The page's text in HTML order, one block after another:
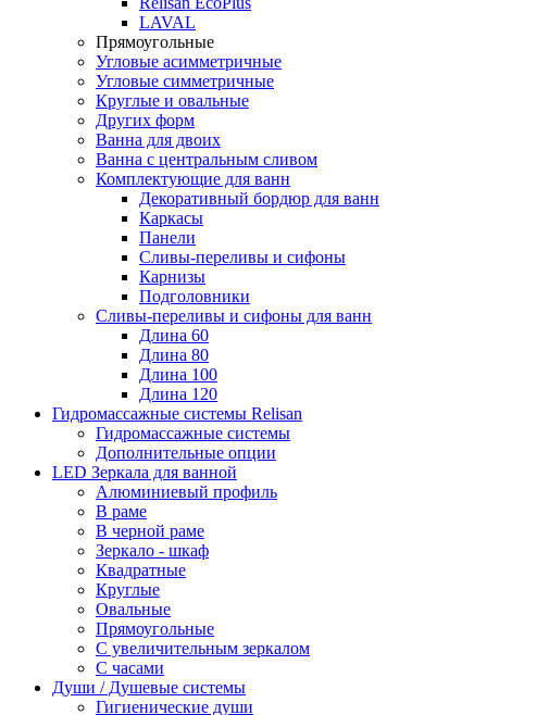
LAVAL
Прямоугольные
Угловые асимметричные
Угловые симметричные
Круглые и овальные
Других форм
Ванна для двоих
Ванна с центральным сливом
Комплектующие для ванн
Декоративный бордюр для ванн
Каркасы
Панели
Сливы-переливы и сифоны
Карнизы
Подголовники
Сливы-переливы и сифоны для ванн
Длина 60
Длина 80
Длина 100
Длина 120
Гидромассажные системы Relisan
Гидромассажные системы
Дополнительные опции
LED Зеркала для ванной
Алюминиевый профиль
В раме
В черной раме
Зеркало - шкаф
Квадратные
Круглые
Овальные
Прямоугольные
С увеличительным зеркалом
С часами
Души / Душевые системы
Гигиенические души